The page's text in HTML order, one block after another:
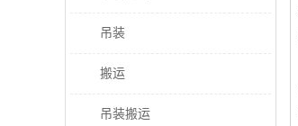
吊装
搬运
吊装搬运